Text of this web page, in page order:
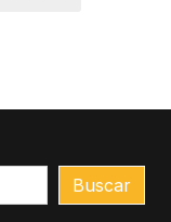
Buscar